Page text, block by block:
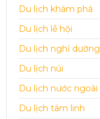
Du lịch khám phá
Du lịch lễ hội
Du lịch nghỉ dưỡng
Du lịch núi
Du lịch nước ngoài
Du lịch tâm linh